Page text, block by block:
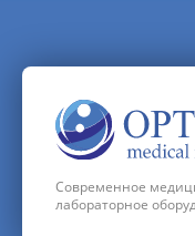
Современное
лабораторное